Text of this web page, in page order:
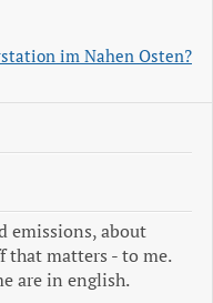
im Nahen Osten?
emissions, about
that matters - to me.
are in english.